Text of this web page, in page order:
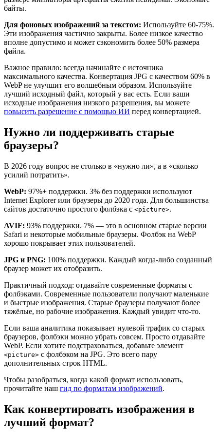
байты.
Для фоновых изображений за текстом: Используйте 60-75%.
Эти изображения частично закрыты. Более низкое качество
вполне допустимо и может сэкономить более 50% размера
файла.
Важное правило: всегда начинайте с источника
максимального качества. Конвертация JPG с качеством 60% в
WebP не улучшит его волшебным образом. Используйте
лучший исходный файл, который у вас есть. Если ваши
исходные изображения низкого разрешения, вы можете
повысить разрешение с помощью ИИ перед конвертацией.
Нужно ли поддерживать старые
браузеры?
В 2026 году вопрос не столько в «нужно ли», а в «сколько
усилий потратить».
WebP: 97%+ поддержки. 3% без поддержки используют
Internet Explorer или браузеры до 2020 года. Для большинства
сайтов достаточно простого фолбэка с <picture>.
AVIF: 93% поддержки. 7% — это в основном старые версии
Safari и некоторые мобильные браузеры. Фолбэк на WebP
хорошо покрывает этих пользователей.
JPG и PNG: 100% поддержки. Каждый когда-либо созданный
браузер может их отобразить.
Практичный подход: отдавайте современные форматы с
фолбэками. Современные пользователи получают маленькие
и быстрые изображения. Старые браузеры получают более
тяжёлые, но рабочие изображения. Каждый увидит что-то.
Если ваша аналитика показывает нулевой трафик со старых
браузеров, фолбэки можно убрать совсем. Просто отдавайте
WebP. Если хотите подстраховаться, добавьте элемент
<picture> с фолбэком на JPG. Это всего пару
дополнительных строк HTML.
Чтобы разобраться, когда какой формат использовать,
прочитайте наш гид по форматам изображений.
Как конвертировать изображения в
лучший формат?